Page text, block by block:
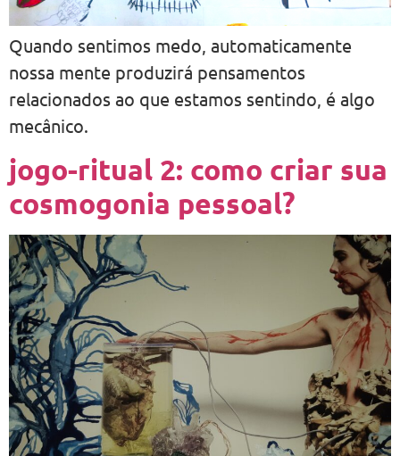
Quando sentimos medo, automaticamente
nossa mente produzirá pensamentos
relacionados ao que estamos sentindo, é algo
mecânico.
jogo-ritual 2: como criar sua
cosmogonia pessoal?